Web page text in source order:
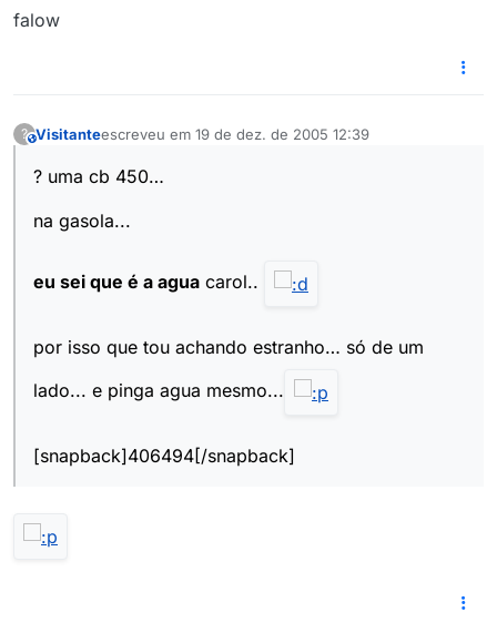
falow
?This user is from outside of this forum
Visitanteescreveu em 19 de dez. de 2005 12:39
última edição por
? uma cb 450…
na gasola...
eu sei que é a agua carol..
por isso que tou achando estranho… só de um
lado... e pinga agua mesmo...
[snapback]406494[/snapback]